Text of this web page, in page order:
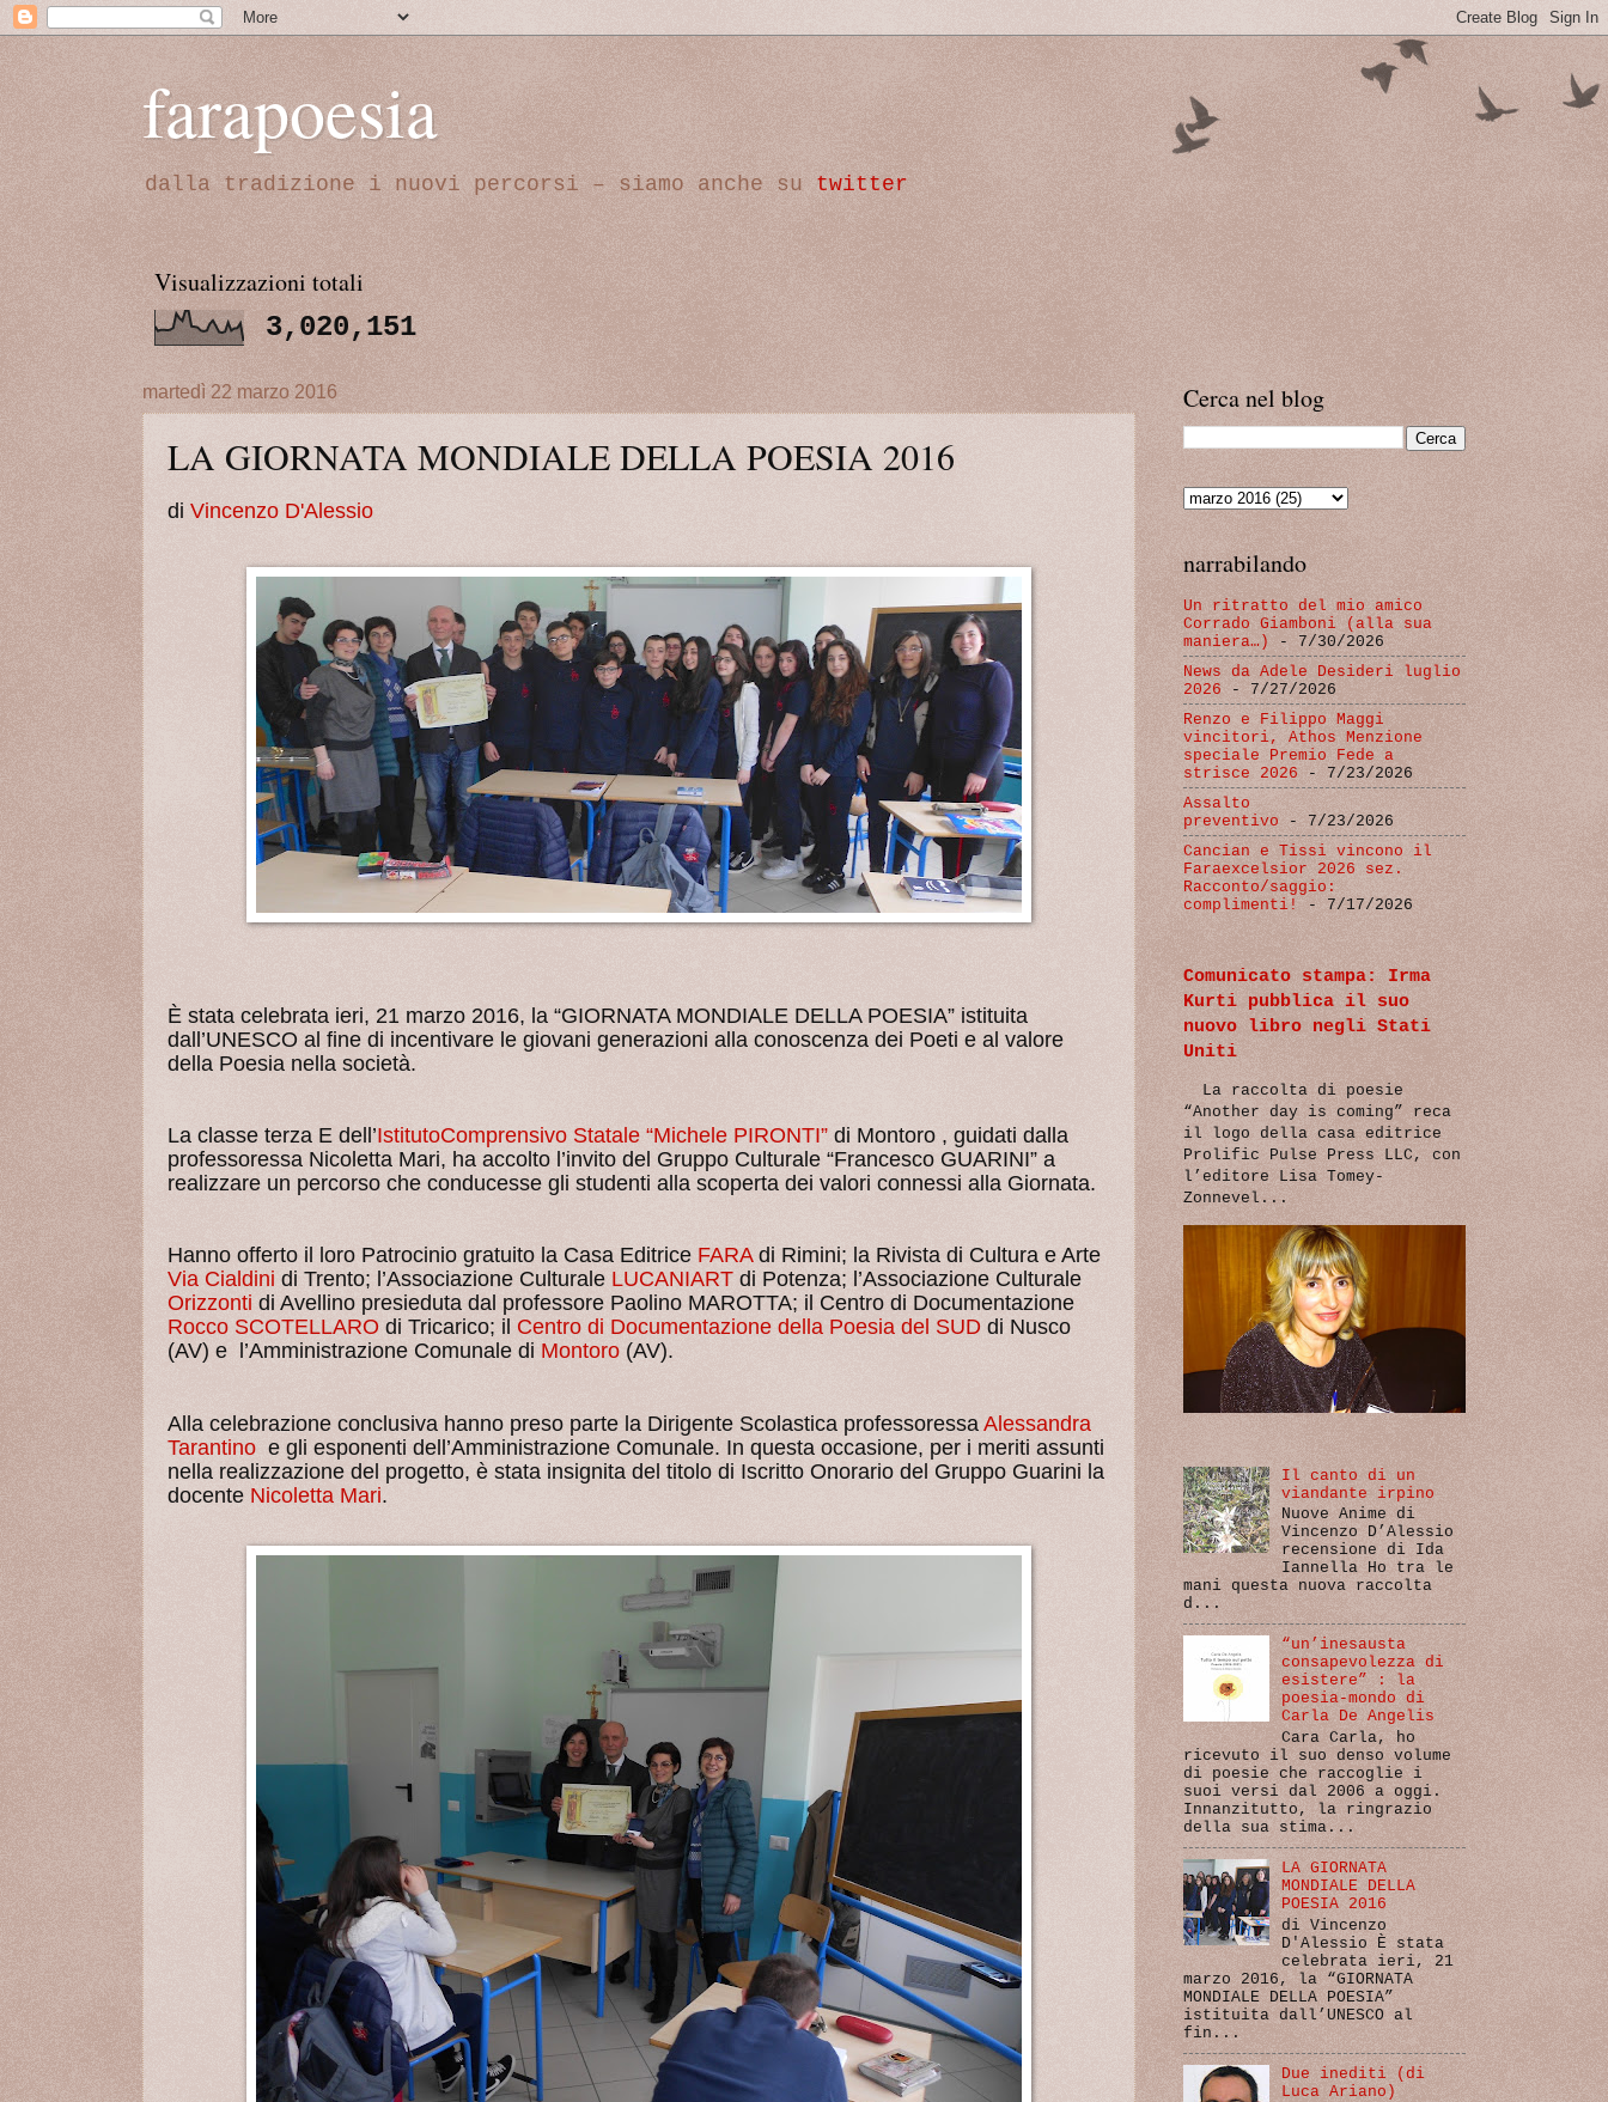
farapoesia
dalla tradizione i nuovi percorsi – siamo anche su twitter
Visualizzazioni totali
3,020,151
martedì 22 marzo 2016
LA GIORNATA MONDIALE DELLA POESIA 2016
di Vincenzo D'Alessio
È stata celebrata ieri, 21 marzo 2016, la “GIORNATA MONDIALE DELLA POESIA” istituita
dall’UNESCO al fine di incentivare le giovani generazioni alla conoscenza dei Poeti e al valore
della Poesia nella società.
La classe terza E dell’IstitutoComprensivo Statale “Michele PIRONTI” di Montoro , guidati dalla
professoressa Nicoletta Mari, ha accolto l’invito del Gruppo Culturale “Francesco GUARINI” a
realizzare un percorso che conducesse gli studenti alla scoperta dei valori connessi alla Giornata.
Hanno offerto il loro Patrocinio gratuito la Casa Editrice FARAdi Rimini; la Rivista di Cultura e Arte
Via Cialdini di Trento; l’Associazione Culturale LUCANIART di Potenza; l’Associazione Culturale
Orizzonti di Avellino presieduta dal professore Paolino MAROTTA; il Centro di Documentazione
Rocco SCOTELLARO di Tricarico; il Centro di Documentazione della Poesia del SUD di Nusco
(AV) e l’Amministrazione Comunale di Montoro (AV).
Alla celebrazione conclusiva hanno preso parte la Dirigente Scolastica professoressa Alessandra
Tarantino e gli esponenti dell’Amministrazione Comunale. In questa occasione, per i meriti assunti
nella realizzazione del progetto, è stata insignita del titolo di Iscritto Onorario del Gruppo Guarini la
docente Nicoletta Mari.
Cerca nel blog
narrabilando
Un ritratto del mio amico
Corrado Giamboni (alla sua
maniera…)
- 7/30/2026
News da Adele Desideri luglio
2026 - 7/27/2026
Renzo e Filippo Maggi
vincitori, Athos Menzione
speciale Premio Fede a
strisce 2026 - 7/23/2026
Assalto
preventivo - 7/23/2026
Cancian e Tissi vincono il
Faraexcelsior 2026 sez.
Racconto/saggio:
complimenti!
- 7/17/2026
Comunicato stampa: Irma
Kurti pubblica il suo
nuovo libro negli Stati
Uniti
La raccolta di poesie
“Another day is coming” reca
il logo della casa editrice
Prolific Pulse Press LLC, con
l’editore Lisa Tomey-
Zonnevel...
Il canto di un
viandante irpino
Nuove Anime di
Vincenzo D’Alessio
recensione di Ida
Iannella Ho tra le
mani questa nuova raccolta
d...
“un’inesausta
consapevolezza di
esistere” : la
poesia-mondo di
Carla De Angelis
Cara Carla, ho
ricevuto il suo denso volume
di poesie che raccoglie i
suoi versi dal 2006 a oggi.
Innanzitutto, la ringrazio
della sua stima...
LA GIORNATA
MONDIALE DELLA
POESIA 2016
di Vincenzo
D'Alessio È stata
celebrata ieri, 21
marzo 2016, la “GIORNATA
MONDIALE DELLA POESIA”
istituita dall’UNESCO al
fin...
Due inediti (di
Luca Ariano)